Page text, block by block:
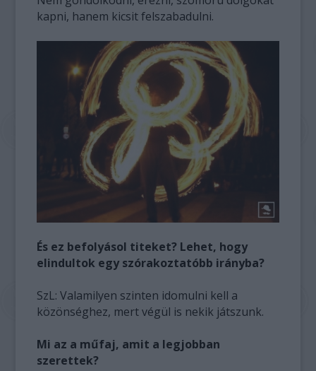
kapni, hanem kicsit felszabadulni.
És ez befolyásol titeket? Lehet, hogy
elindultok egy szórakoztatóbb irányba?
SzL: Valamilyen szinten idomulni kell a
közönséghez, mert végül is nekik játszunk.
Mi az a műfaj, amit a legjobban
szerettek?